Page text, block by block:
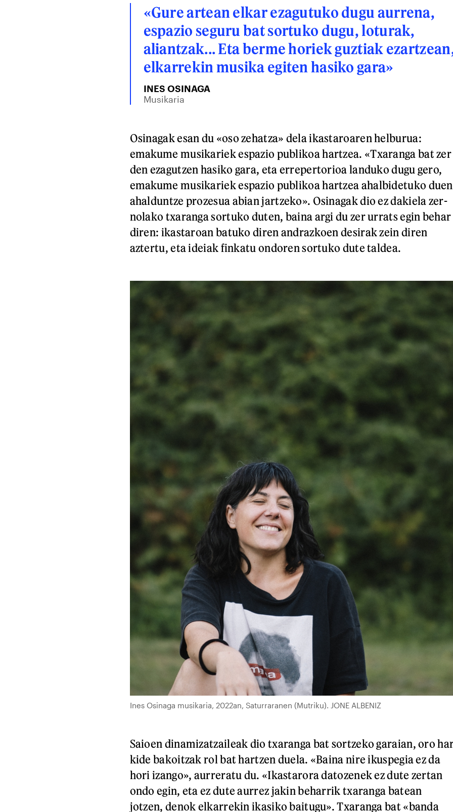
«Gure artean elkar ezagutuko dugu aurrena,
espazio seguru bat sortuko dugu, loturak,
aliantzak... Eta berme horiek guztiak
elkarrekin musika egiten hasiko gara»
INES OSINAGA
Musikaria
Osinagak esan du «oso zehatza» dela ikastaroaren helburua:
emakume musikariek espazio publikoa hartzea. «Txaranga bat zer
den ezagutzen hasiko gara, eta errepertorioa landuko dugu gero,
emakume musikariek espazio publikoa hartzea ahalbidetuko duen
ahalduntze prozesua abian jartzeko». Osinagak dio ez dakiela zer-
nolako txaranga sortuko duten, baina argi du zer urrats egin behar
diren: ikastaroan batuko diren andrazkoen desirak zein diren
aztertu, eta ideiak finkatu ondoren sortuko dute taldea.
Ines Osinaga musikaria, 2022an, Saturraranen (Mutriku). JONE ALBENIZ
Saioen dinamizatzaileak dio txaranga bat sortzeko garaian, oro
kide bakoitzak rol bat hartzen duela. «Baina nire ikuspegia ez da
hori izango», aurreratu du. «Ikastarora datozenek ez dute zertan
ondo egin, eta ez dute aurrez jakin beharrik txaranga batean
jotzen, denok elkarrekin ikasiko baitugu». Txaranga bat «banda